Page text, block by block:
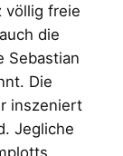
völlig freie
die
Sebastian
Die
inszeniert
Jegliche